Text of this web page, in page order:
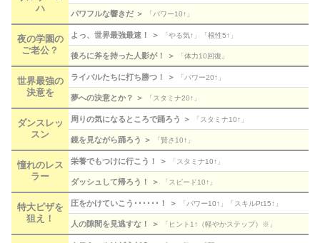
ハ
パワフルな響きだ ＞ 「パワー10↑」
夜の学園の
ご老公？
よっ、世界最強最速！ ＞ 「やる気↑」「根性5↑」
後ろに斧を持った人影が！ ＞ 「体力10回復」
世界最強の
決意を
ライバルたちに打ち勝つ！ ＞ 「パワー20↑」
夢への決意とか？ ＞ 「スタミナ20↑」
ダンスレッ
スン
周りの気になるところで踊ろう ＞ 「スタミナ10↑」
鏡を見ながら踊ろう ＞ 「賢さ10↑」
憧れのレス
ラー
栄養でもつけに行こう！ ＞ 「スタミナ10↑」
ダッシュして帰ろう！ ＞ 「スピード10↑」
特大ピザを
狙え！
圧をかけていこう･･････！ ＞ 「パワー10↑」「スキルPt15↑」
人の隙間を見逃すな！ ＞ 「ヒント1↑（軽やかステップ）※」